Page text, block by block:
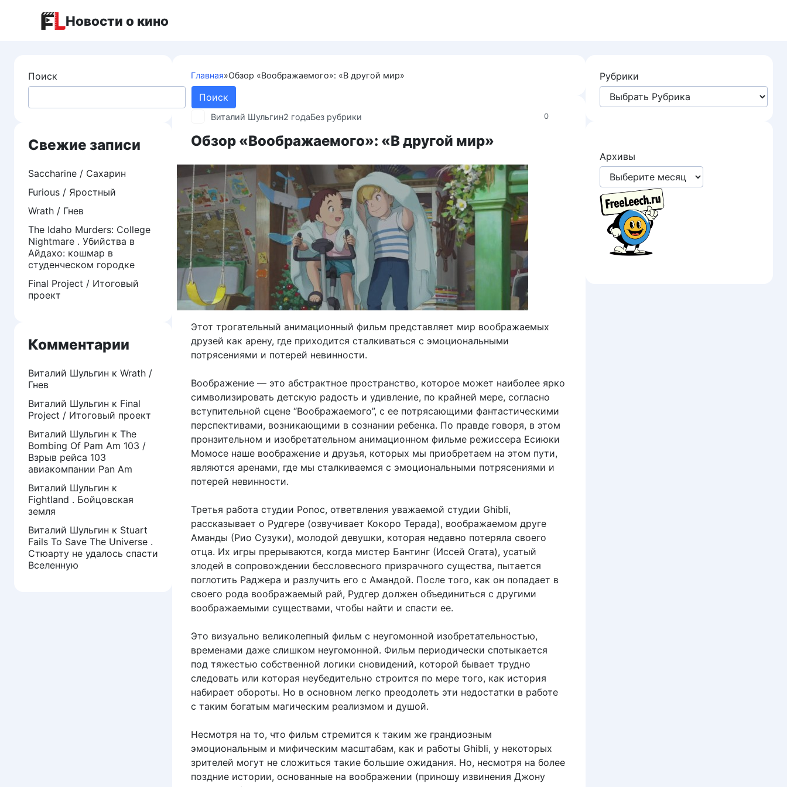
Новости о кино
Главная»Обзор «Воображаемого»: «В другой мир»
0
Виталий Шульгин2 годаБез рубрики
Обзор «Воображаемого»: «В другой мир»
Этот трогательный анимационный фильм представляет мир воображаемых
друзей как арену, где приходится сталкиваться с эмоциональными
потрясениями и потерей невинности.
Воображение — это абстрактное пространство, которое может наиболее ярко
символизировать детскую радость и удивление, по крайней мере, согласно
вступительной сцене “Воображаемого”, с ее потрясающими фантастическими
перспективами, возникающими в сознании ребенка. По правде говоря, в этом
пронзительном и изобретательном анимационном фильме режиссера Есиюки
Момосе наше воображение и друзья, которых мы приобретаем на этом пути,
являются аренами, где мы сталкиваемся с эмоциональными потрясениями и
потерей невинности.
Третья работа студии Ponoc, ответвления уважаемой студии Ghibli,
рассказывает о Рудгере (озвучивает Кокоро Терада), воображаемом друге
Аманды (Рио Сузуки), молодой девушки, которая недавно потеряла своего
отца. Их игры прерываются, когда мистер Бантинг (Иссей Огата), усатый
злодей в сопровождении бессловесного призрачного существа, пытается
поглотить Раджера и разлучить его с Амандой. После того, как он попадает в
своего рода воображаемый рай, Рудгер должен объединиться с другими
воображаемыми существами, чтобы найти и спасти ее.
Это визуально великолепный фильм с неугомонной изобретательностью,
временами даже слишком неугомонной. Фильм периодически спотыкается
под тяжестью собственной логики сновидений, которой бывает трудно
следовать или которая неубедительно строится по мере того, как история
набирает обороты. Но в основном легко преодолеть эти недостатки в работе
с таким богатым магическим реализмом и душой.
Несмотря на то, что фильм стремится к таким же грандиозным
эмоциональным и мифическим масштабам, как и работы Ghibli, у некоторых
зрителей могут не сложиться такие большие ожидания. Но, несмотря на более
поздние истории, основанные на воображении (приношу извинения Джону
Поиск
Поиск
Свежие записи
Saccharine / Сахарин
Furious / Яростный
Wrath / Гнев
The Idaho Murders: College
Nightmare . Убийства в
Айдахо: кошмар в
студенческом городке
Final Project / Итоговый
проект
Комментарии
Виталий Шульгин к Wrath /
Гнев
Виталий Шульгин к Final
Project / Итоговый проект
Виталий Шульгин к The
Bombing Of Pam Am 103 /
Взрыв рейса 103
авиакомпании Pan Am
Виталий Шульгин к
Fightland . Бойцовская
земля
Виталий Шульгин к Stuart
Fails To Save The Universe .
Стюарту не удалось спасти
Вселенную
Рубрики
Архивы